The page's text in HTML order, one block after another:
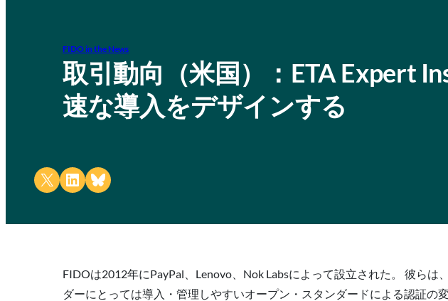
FIDO in the News
取引動向（米国）：ETA Expert
速な導入をデザインする
Share on X Share on LinkedIn
Share on Bluesky
FIDOは2012年にPayPal、Lenovo、Nok Labsによって設立された。 彼ら
ダーにとっては導入・管理しやすいオープン・スタンダードによる認証の